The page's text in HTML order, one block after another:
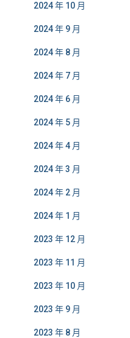
2024 年 10 月
2024 年 9 月
2024 年 8 月
2024 年 7 月
2024 年 6 月
2024 年 5 月
2024 年 4 月
2024 年 3 月
2024 年 2 月
2024 年 1 月
2023 年 12 月
2023 年 11 月
2023 年 10 月
2023 年 9 月
2023 年 8 月